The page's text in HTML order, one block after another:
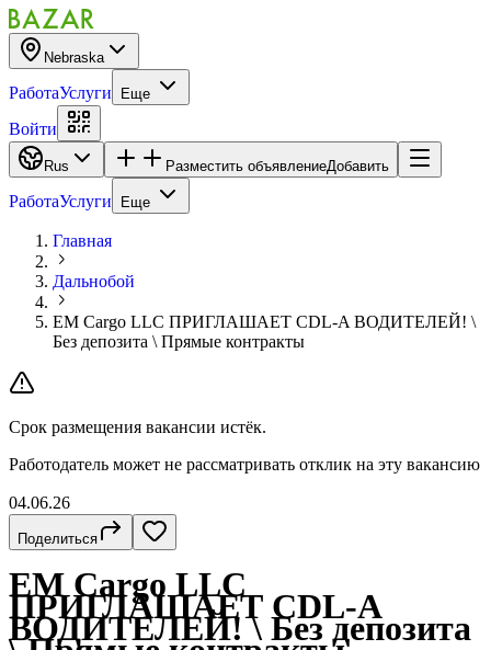
Nebraska
РаботаУслуги Еще
Войти
Rus Разместить объявлениеДобавить
РаботаУслуги Еще
Главная
Дальнобой
EM Cargo LLC ПРИГЛАШАЕТ CDL-A ВОДИТЕЛЕЙ! \
Без депозита \ Прямые контракты
Срок размещения вакансии истёк.
Работодатель может не рассматривать отклик на эту вакансию
04.06.26
Поделиться
EM Cargo LLC
ПРИГЛАШАЕТ CDL-A
ВОДИТЕЛЕЙ! \ Без депозита